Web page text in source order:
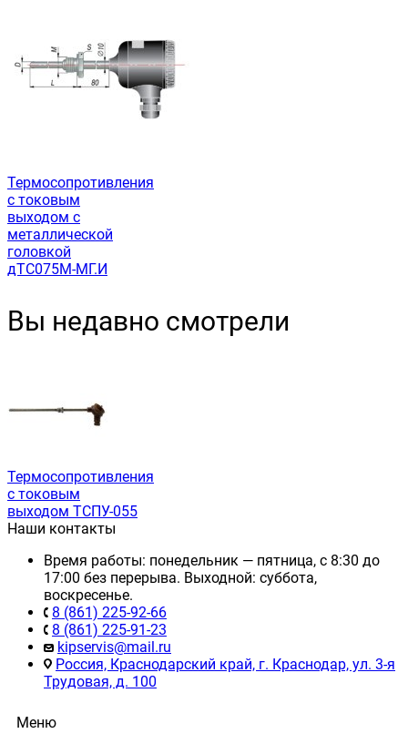
Термосопротивления
с токовым
выходом с
металлической
головкой
дТС075М-МГ.И
Вы недавно смотрели
Термосопротивления
с токовым
выходом ТСПУ-055
Наши контакты
Время работы: понедельник — пятница, с 8:30 до
17:00 без перерыва. Выходной: суббота,
воскресенье.
8 (861) 225-92-66
8 (861) 225-91-23
kipservis@mail.ru
Россия, Краснодарский край, г. Краснодар, ул. 3-я
Трудовая, д. 100
Меню